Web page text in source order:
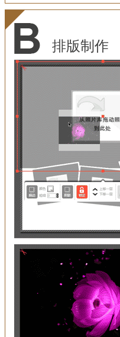
排版制作